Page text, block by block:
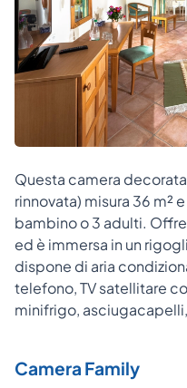
Questa camera
rinnovata) misura 36 m²
bambino o 3 adulti.
ed è immersa in un
dispone di aria
telefono, TV satellitare
minifrigo,
Camera Family